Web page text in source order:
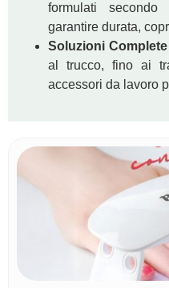
formulati
garantire durata,
Soluzioni Complete
al trucco, fino ai
accessori da lavoro